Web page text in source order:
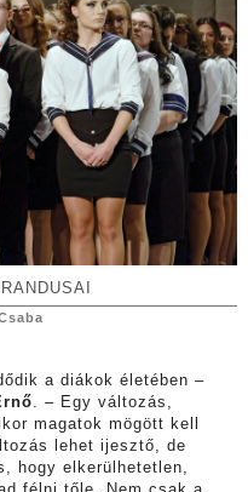
a diákok életében –
. – Egy változás,
magatok mögött kell
lehet ijesztő, de
hogy elkerülhetetlen,